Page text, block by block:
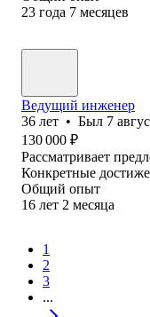
23 года 7 месяцев
Ведущий инженер
36 лет • Был 7
130 000 ₽
Рассматривает
Конкретные
Общий опыт
16 лет 2 месяца
1
2
3
...